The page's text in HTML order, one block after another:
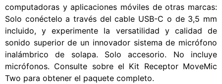
computadoras y aplicaciones móviles de otras marcas:
Solo conéctelo a través del cable USB-C o de 3,5 mm
incluido, y experimente la versatilidad y calidad de
sonido superior de un innovador sistema de micrófono
inalámbrico de solapa. Solo accesorio. No incluye
micrófonos. Consulte sobre el Kit Receptor MoveMic
Two para obtener el paquete completo.